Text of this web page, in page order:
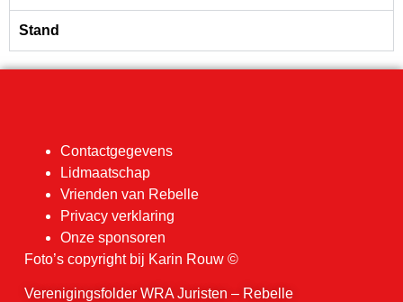
Stand
Contactgegevens
Lidmaatschap
Vrienden van Rebelle
Privacy verklaring
Onze sponsoren
Foto’s copyright bij Karin Rouw ©
Verenigingsfolder WRA Juristen – Rebelle